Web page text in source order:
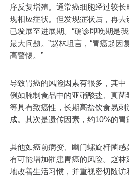
序反复增殖。通常癌细胞经过较长
现相应症状。但发现症状后，再
已发展至进展期。“确诊即晚期是
最大问题。”赵林坦言，“胃癌起因
高警惕。”
导致胃癌的风险因素有很多，其中
例如腌制食品中的亚硝酸盐、真菌
等具有致癌性，长期高盐饮食易刺
成。其次是遗传因素，约10%的胃
其他如癌前病变、幽门螺旋杆菌
有可能增加罹患胃癌的风险。赵
地改善生活习惯，并重视密切随访